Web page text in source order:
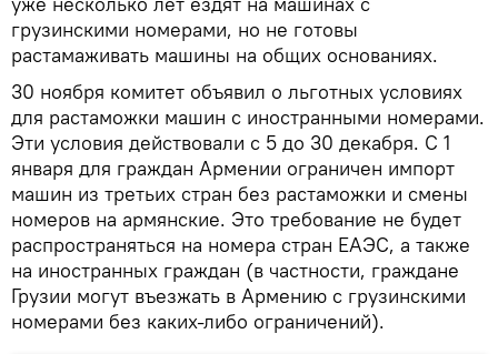
грузинскими номерами, но не готовы
растамаживать машины на общих основаниях.
30 ноября комитет объявил о льготных условиях
для растаможки машин с иностранными номерами.
Эти условия действовали с 5 до 30 декабря. С 1
января для граждан Армении ограничен импорт
машин из третьих стран без растаможки и смены
номеров на армянские. Это требование не будет
распространяться на номера стран ЕАЭС, а также
на иностранных граждан (в частности, граждане
Грузии могут въезжать в Армению с грузинскими
номерами без каких-либо ограничений).